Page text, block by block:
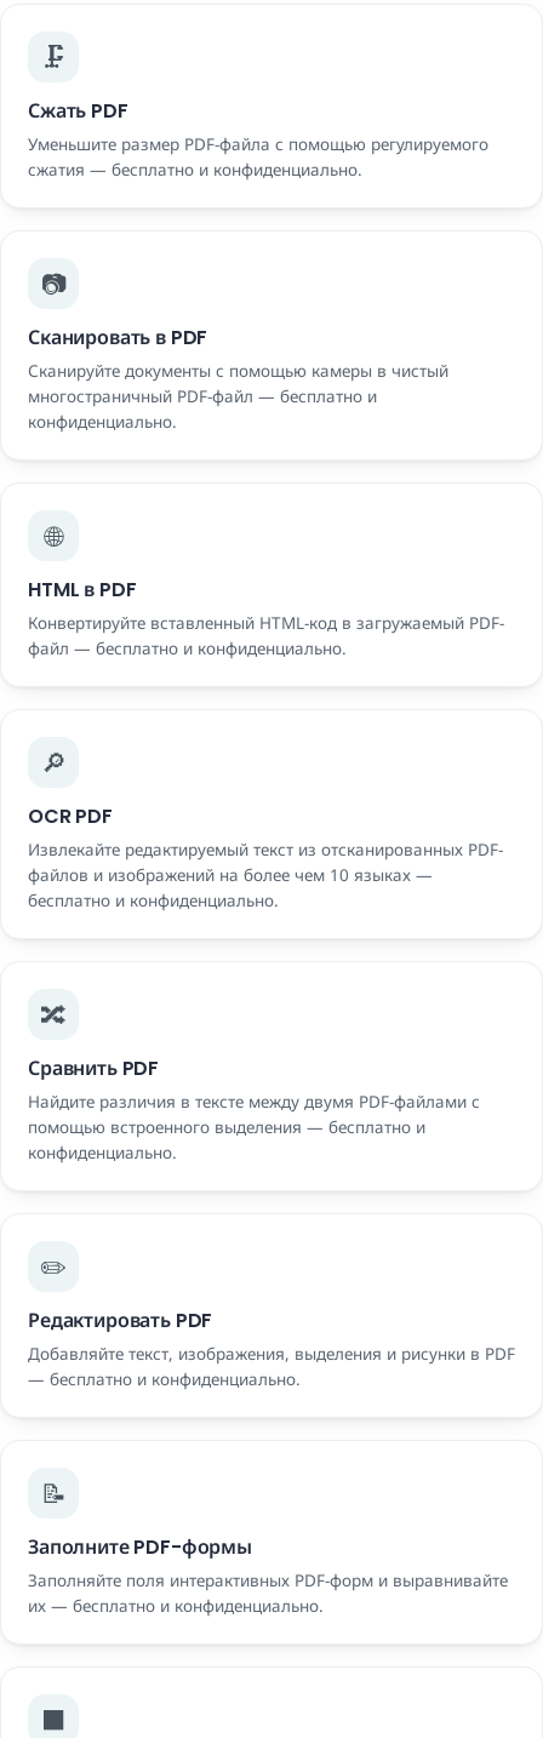
🗜️
Сжать PDF
Уменьшите размер PDF-файла с помощью регулируемого
сжатия — бесплатно и конфиденциально.
📷
Сканировать в PDF
Сканируйте документы с помощью камеры в чистый
многостраничный PDF-файл — бесплатно и
конфиденциально.
🌐
HTML в PDF
Конвертируйте вставленный HTML-код в загружаемый PDF-
файл — бесплатно и конфиденциально.
🔎
OCR PDF
Извлекайте редактируемый текст из отсканированных PDF-
файлов и изображений на более чем 10 языках —
бесплатно и конфиденциально.
🔀
Сравнить PDF
Найдите различия в тексте между двумя PDF-файлами с
помощью встроенного выделения — бесплатно и
конфиденциально.
✏️
Редактировать PDF
Добавляйте текст, изображения, выделения и рисунки в PDF
— бесплатно и конфиденциально.
📝
Заполните PDF-формы
Заполняйте поля интерактивных PDF-форм и выравнивайте
их — бесплатно и конфиденциально.
⬛